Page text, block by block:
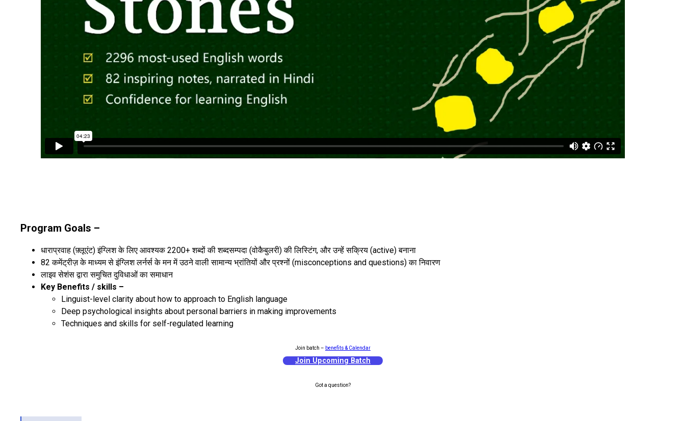
Program Goals –
धाराप्रवाह (फ़्लूएंट) इंग्लिश के लिए आवश्यक 2200+ शब्दों की शब्दसम्पदा (वोकैबुलरी) की लिस्टिंग, और उन्हें सक्रिय (active) बनाना
82 कमेंट्रीज़ के माध्यम से इंग्लिश लर्नर्स के मन में उठने वाली सामान्य भ्रांतियों और प्रश्नों (misconceptions and questions) का निवारण
लाइव सेशंस द्वारा समुचित दुविधाओं का समाधान
Key Benefits / skills –
Linguist-level clarity about how to approach to English language
Deep psychological insights about personal barriers in making improvements
Techniques and skills for self-regulated learning
Join batch – benefits & Calendar
Join Upcoming Batch
Got a question?